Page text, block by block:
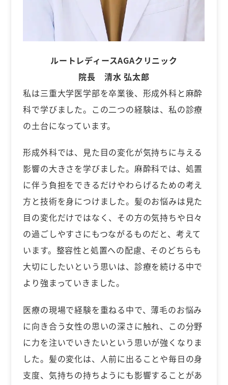
ルートレディースAGAクリニック
院長 清水 弘太郎
私は三重大学医学部を卒業後、形成外科と麻酔
科で学びました。この二つの経験は、私の診療
の土台になっています。
形成外科では、見た目の変化が気持ちに与える
影響の大きさを学びました。麻酔科では、処置
に伴う負担をできるだけやわらげるための考え
方と技術を身につけました。髪のお悩みは見た
目の変化だけではなく、その方の気持ちや日々
の過ごしやすさにもつながるものだと、考えて
います。整容性と処置への配慮、そのどちらも
大切にしたいという思いは、診療を続ける中で
より強まっていきました。
医療の現場で経験を重ねる中で、薄毛のお悩み
に向き合う女性の思いの深さに触れ、この分野
に力を注いでいきたいという思いが強くなりま
した。髪の変化は、人前に出ることや毎日の身
支度、気持ちの持ちようにも影響することがあ